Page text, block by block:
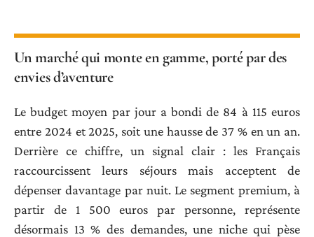
Un marché qui monte en gamme, porté par des
envies d’aventure
Le budget moyen par jour a bondi de 84 à 115 euros
entre 2024 et 2025, soit une hausse de 37 % en un an.
Derrière ce chiffre, un signal clair : les Français
raccourcissent leurs séjours mais acceptent de
dépenser davantage par nuit. Le segment premium, à
partir de 1 500 euros par personne, représente
désormais 13 % des demandes, une niche qui pèse